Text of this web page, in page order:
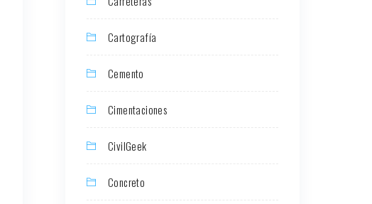
Cartografía
Cemento
Cimentaciones
CivilGeek
Concreto